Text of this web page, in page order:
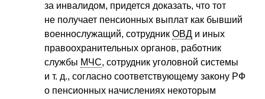
за инвалидом, придется доказать, что тот
не получает пенсионных выплат как бывший
военнослужащий, сотрудник ОВД и иных
правоохранительных органов, работник
службы МЧС, сотрудник уголовной системы
и т. д., согласно соответствующему закону РФ
о пенсионных начислениях некоторым